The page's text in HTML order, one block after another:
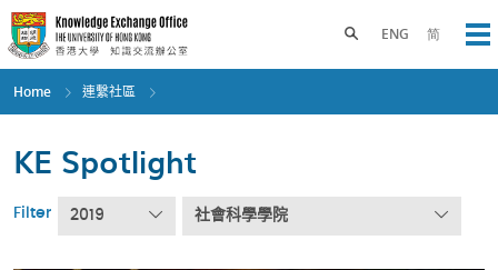
Skip
to
main
content
ENG 简
Toggle search panel
Home 連繫社區
KE Spotlight
Filter 2019 社會科學學院